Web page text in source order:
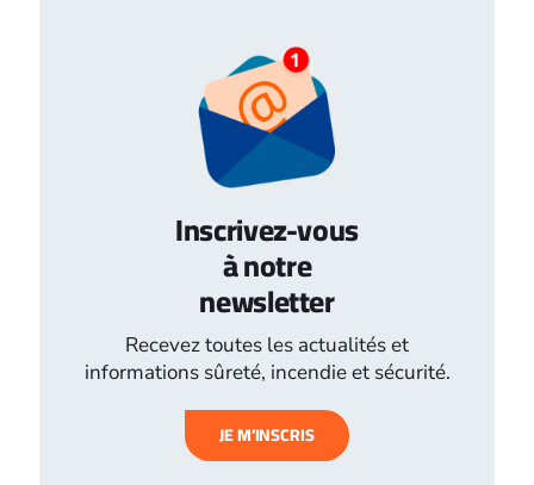
Inscrivez-vous
à notre
newsletter
Recevez toutes les actualités et
informations sûreté, incendie et sécurité.
JE M’INSCRIS